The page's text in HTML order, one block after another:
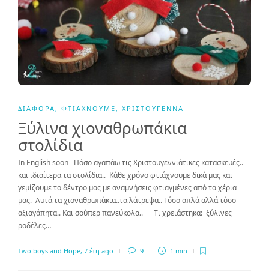
ΔΙΆΦΟΡΑ , ΦΤΙΆΧΝΟΥΜΕ , ΧΡΙΣΤΟΎΓΕΝΝΑ
Ξύλινα χιοναθρωπάκια
στολίδια
In English soon Πόσο αγαπάω τις Χριστουγεννιάτικες κατασκευές..
και ιδιαίτερα τα στολίδια.. Κάθε χρόνο φτιάχνουμε δικά μας και
γεμίζουμε το δέντρο μας με αναμνήσεις φτιαγμένες από τα χέρια
μας. Αυτά τα χιοναθρωπάκια..τα λάτρεψα.. Τόσο απλά αλλά τόσο
αξιαγάπητα.. Και σούπερ πανεύκολα.. Τι χρειάστηκα: ξύλινες
ροδέλες…
Two boys and Hope, 7 έτη ago 9 1 min